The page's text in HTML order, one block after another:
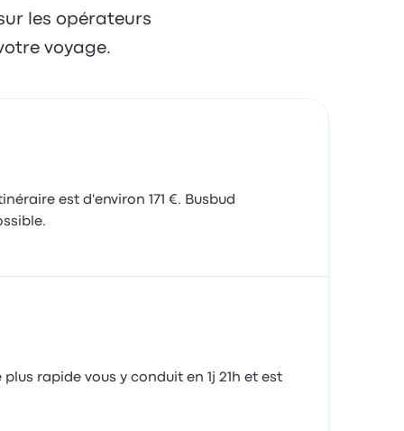
les opérateurs
voyage.
est d'environ 171 €. Busbud
rapide vous y conduit en 1j 21h et est